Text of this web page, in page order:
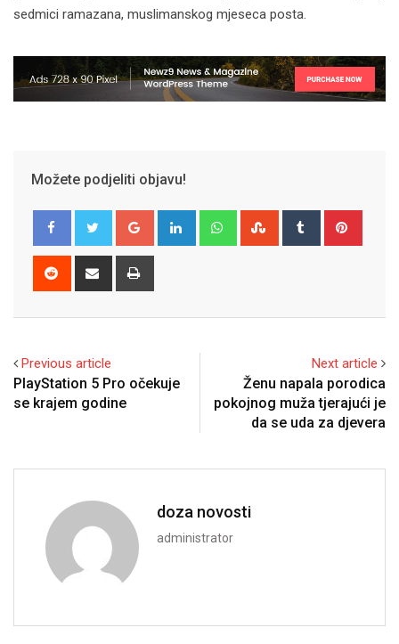
sedmici ramazana, muslimanskog mjeseca posta.
Možete podjeliti objavu!
Google+ LinkedIn WhatsappStumbleUpon
Tumblr
Reddit
Share
Previous article
PlayStation 5 Pro očekuje
se krajem godine
Next article
Ženu napala porodica
pokojnog muža tjerajući je
da se uda za djevera
doza novosti
administrator